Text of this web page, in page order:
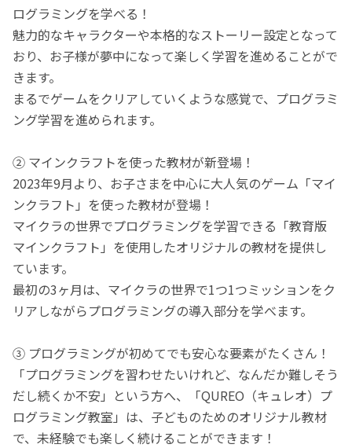
ログラミングを学べる！
魅力的なキャラクターや本格的なストーリー設定となって
おり、お子様が夢中になって楽しく学習を進めることがで
きます。
まるでゲームをクリアしていくような感覚で、プログラミ
ング学習を進められます。
② マインクラフトを使った教材が新登場！
2023年9月より、お子さまを中心に大人気のゲーム「マイ
ンクラフト」を使った教材が登場！
マイクラの世界でプログラミングを学習できる「教育版
マインクラフト」を使用したオリジナルの教材を提供し
ています。
最初の3ヶ月は、マイクラの世界で1つ1つミッションをク
リアしながらプログラミングの導入部分を学べます。
③ プログラミングが初めてでも安心な要素がたくさん！
「プログラミングを習わせたいけれど、なんだか難しそう
だし続くか不安」という方へ、「QUREO（キュレオ）プ
ログラミング教室」は、子どものためのオリジナル教材
で、未経験でも楽しく続けることができます！